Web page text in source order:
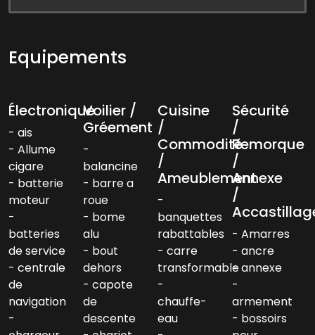
Equipements
Électronique
ais
Allume
cigare
batterie
moteur
batteries
de service
centrale
de
navigation
Voilier /
Gréement
balancine
barre a
roue
bome
alu
bout
dehors
capote
de
descente
Cuisine
/
Commodité
/
Ameublement
banquettes
rabattables
carre
transformable
chauffe-
eau
Sécurité
/
Remorque
/
Annexe
/
Amarres
ancre
annexe
armement
bossoirs